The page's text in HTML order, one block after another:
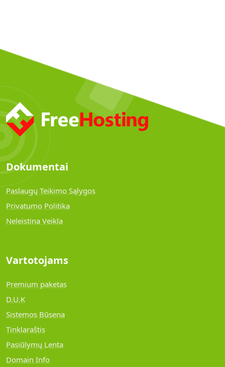
Dokumentai
Paslaugų Teikimo Sąlygos
Privatumo Politika
Neleistina Veikla
Vartotojams
Premium paketas
D.U.K
Sistemos Būsena
Tinklaraštis
Pasiūlymų Lenta
Domain Info